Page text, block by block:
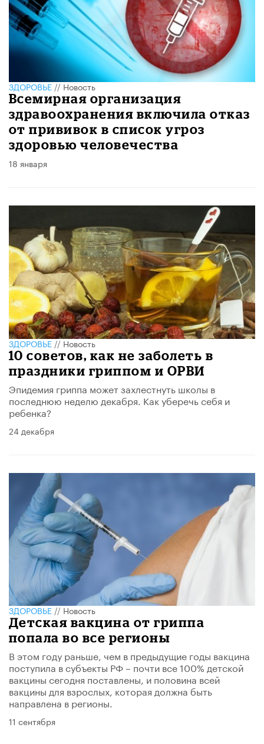
ЗДОРОВЬЕ//Новость
Всемирная организация
здравоохранения включила отказ
от прививок в список угроз
здоровью человечества
18 января
ЗДОРОВЬЕ//Новость
10 советов, как не заболеть в
праздники гриппом и ОРВИ
Эпидемия гриппа может захлестнуть школы в
последнюю неделю декабря. Как уберечь себя и
ребенка?
24 декабря
ЗДОРОВЬЕ//Новость
Детская вакцина от гриппа
попала во все регионы
В этом году раньше, чем в предыдущие годы вакцина
поступила в субъекты РФ – почти все 100% детской
вакцины сегодня поставлены, и половина всей
вакцины для взрослых, которая должна быть
направлена в регионы.
11 сентября